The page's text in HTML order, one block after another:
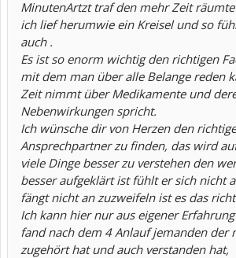
MinutenArtzt traf den mehr Zeit
ich lief herumwie ein Kreisel und so
auch .
Es ist so enorm wichtig den richtigen
mit dem man über alle Belange reden
Zeit nimmt über Medikamente und
Nebenwirkungen spricht.
Ich wünsche dir von Herzen den
Ansprechpartner zu finden, das wird
viele Dinge besser zu verstehen den
besser aufgeklärt ist fühlt er sich nicht
fängt nicht an zuzweifeln ist es das
Ich kann hier nur aus eigener
fand nach dem 4 Anlauf jemanden der
zugehört hat und auch verstanden hat,